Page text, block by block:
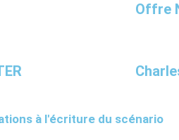
Offre
à l'écriture du scénario